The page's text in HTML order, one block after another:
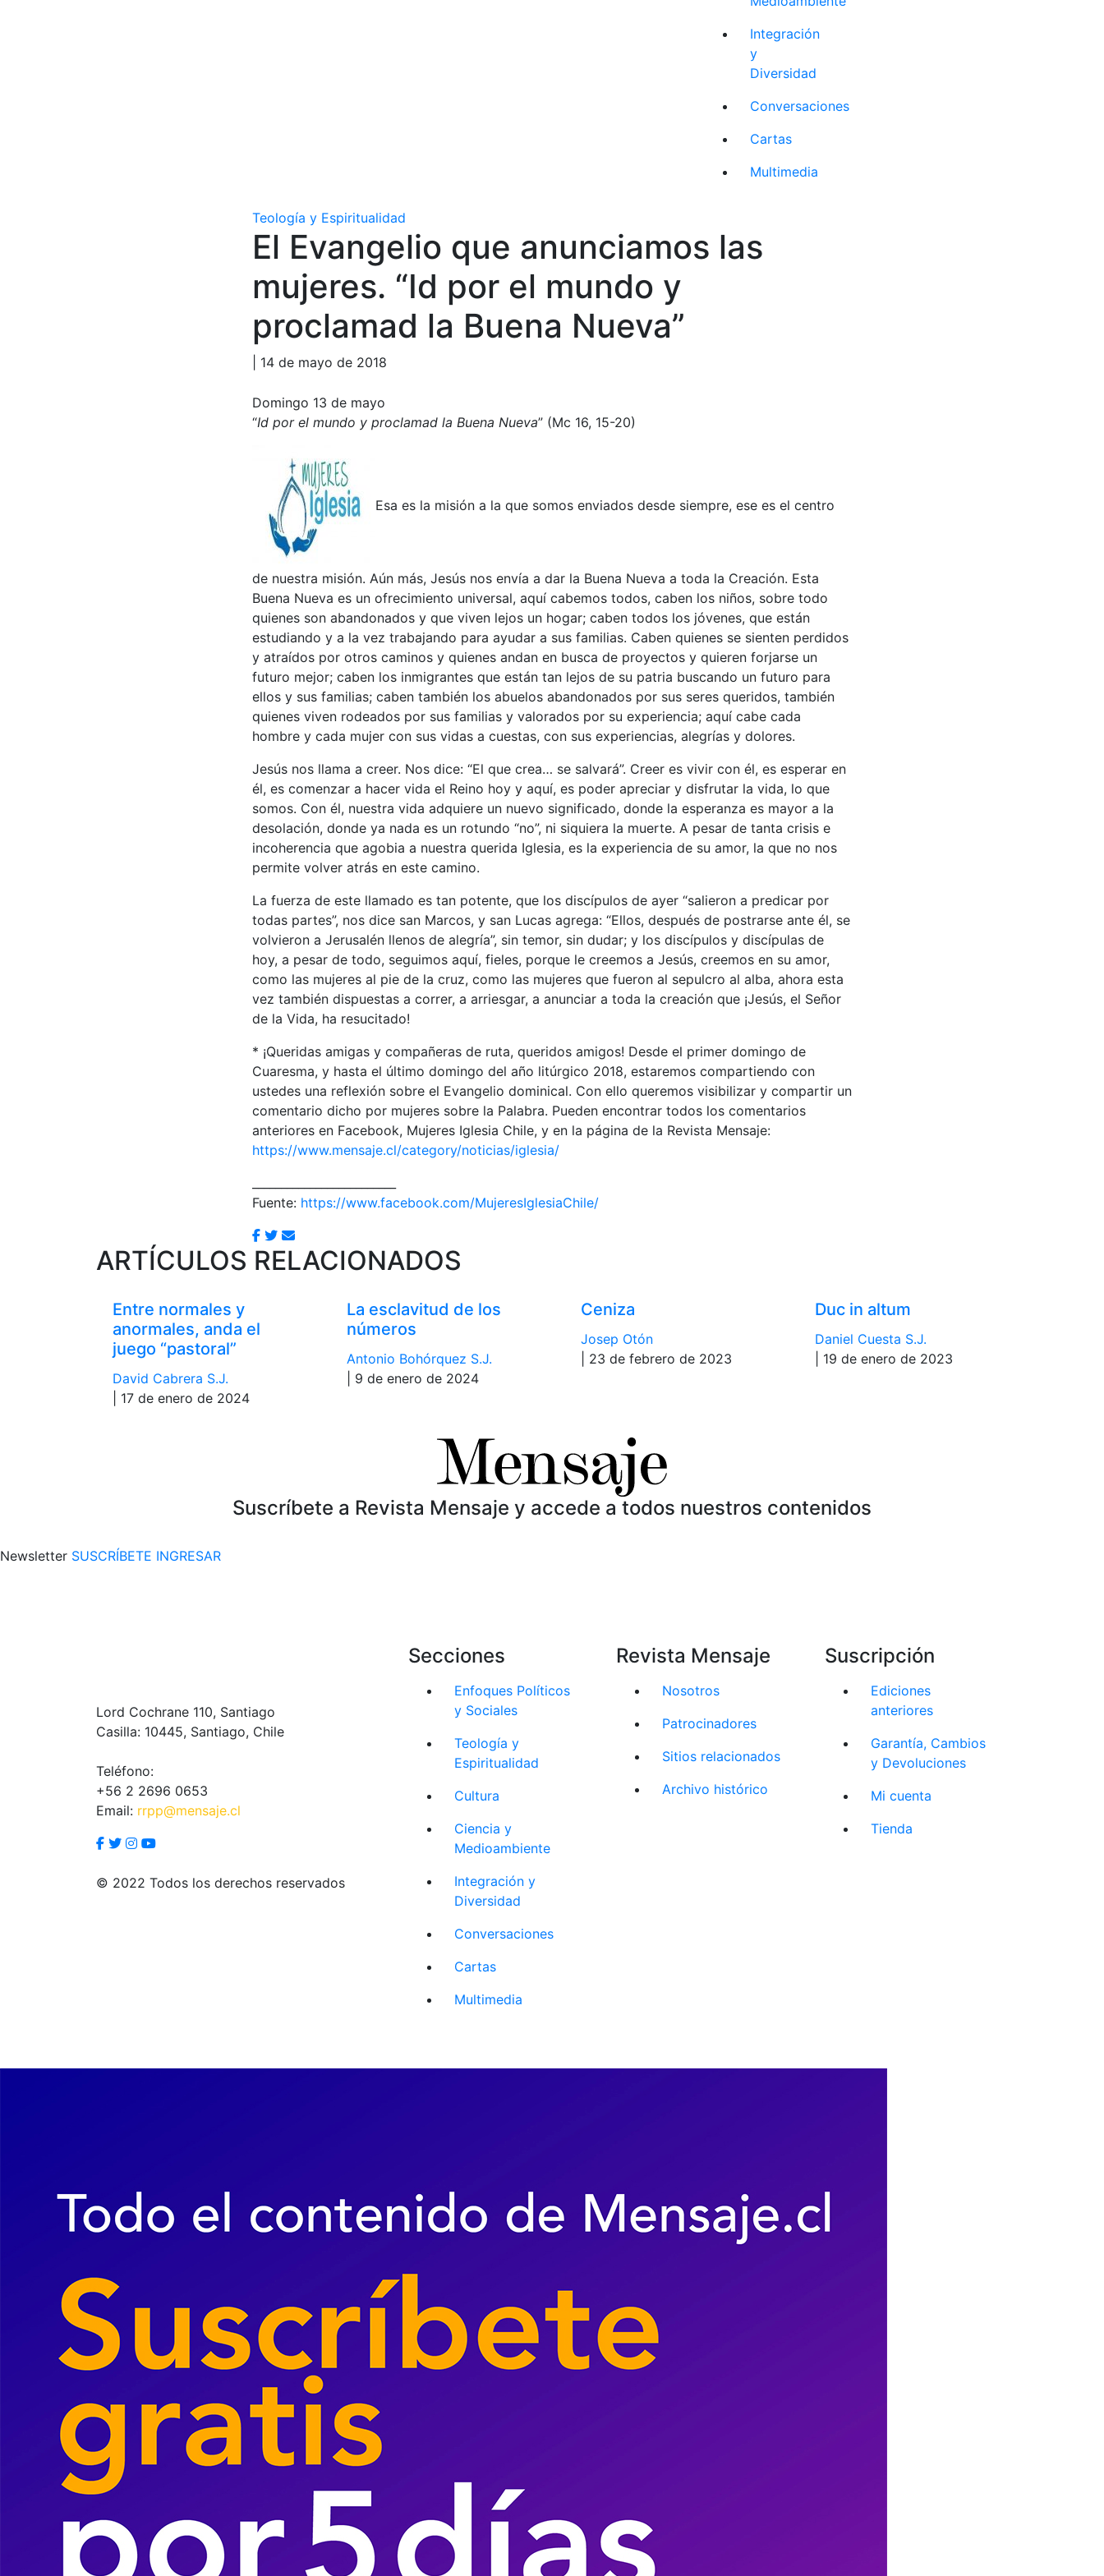
Integración
y
Diversidad
Conversaciones
Cartas
Multimedia
Teología y Espiritualidad
El Evangelio que anunciamos las
mujeres. “Id por el mundo y
proclamad la Buena Nueva”
| 14 de mayo de 2018
Domingo 13 de mayo
“Id por el mundo y proclamad la Buena Nueva” (Mc 16, 15-20)
Esa es la misión a la que somos enviados desde siempre, ese es el centro
de nuestra misión. Aún más, Jesús nos envía a dar la Buena Nueva a toda la Creación. Esta
Buena Nueva es un ofrecimiento universal, aquí cabemos todos, caben los niños, sobre todo
quienes son abandonados y que viven lejos un hogar; caben todos los jóvenes, que están
estudiando y a la vez trabajando para ayudar a sus familias. Caben quienes se sienten perdidos
y atraídos por otros caminos y quienes andan en busca de proyectos y quieren forjarse un
futuro mejor; caben los inmigrantes que están tan lejos de su patria buscando un futuro para
ellos y sus familias; caben también los abuelos abandonados por sus seres queridos, también
quienes viven rodeados por sus familias y valorados por su experiencia; aquí cabe cada
hombre y cada mujer con sus vidas a cuestas, con sus experiencias, alegrías y dolores.
Jesús nos llama a creer. Nos dice: “El que crea… se salvará”. Creer es vivir con él, es esperar en
él, es comenzar a hacer vida el Reino hoy y aquí, es poder apreciar y disfrutar la vida, lo que
somos. Con él, nuestra vida adquiere un nuevo significado, donde la esperanza es mayor a la
desolación, donde ya nada es un rotundo “no”, ni siquiera la muerte. A pesar de tanta crisis e
incoherencia que agobia a nuestra querida Iglesia, es la experiencia de su amor, la que no nos
permite volver atrás en este camino.
La fuerza de este llamado es tan potente, que los discípulos de ayer “salieron a predicar por
todas partes”, nos dice san Marcos, y san Lucas agrega: “Ellos, después de postrarse ante él, se
volvieron a Jerusalén llenos de alegría”, sin temor, sin dudar; y los discípulos y discípulas de
hoy, a pesar de todo, seguimos aquí, fieles, porque le creemos a Jesús, creemos en su amor,
como las mujeres al pie de la cruz, como las mujeres que fueron al sepulcro al alba, ahora esta
vez también dispuestas a correr, a arriesgar, a anunciar a toda la creación que ¡Jesús, el Señor
de la Vida, ha resucitado!
* ¡Queridas amigas y compañeras de ruta, queridos amigos! Desde el primer domingo de
Cuaresma, y hasta el último domingo del año litúrgico 2018, estaremos compartiendo con
ustedes una reflexión sobre el Evangelio dominical. Con ello queremos visibilizar y compartir un
comentario dicho por mujeres sobre la Palabra. Pueden encontrar todos los comentarios
anteriores en Facebook, Mujeres Iglesia Chile, y en la página de la Revista Mensaje:
https://www.mensaje.cl/category/noticias/iglesia/
Fuente: https://www.facebook.com/MujeresIglesiaChile/
ARTÍCULOS RELACIONADOS
Entre normales y
anormales, anda el
juego “pastoral”
David Cabrera S.J.
| 17 de enero de 2024
La esclavitud de los
números
Antonio Bohórquez S.J.
| 9 de enero de 2024
Ceniza
Josep Otón
| 23 de febrero de 2023
Duc in altum
Daniel Cuesta S.J.
| 19 de enero de 2023
Suscríbete a Revista Mensaje y accede a todos nuestros contenidos
Newsletter SUSCRÍBETE INGRESAR
Lord Cochrane 110, Santiago
Casilla: 10445, Santiago, Chile
Teléfono:
+56 2 2696 0653
Email: rrpp@mensaje.cl
© 2022 Todos los derechos reservados
Secciones
Enfoques Políticos
y Sociales
Teología y
Espiritualidad
Cultura
Ciencia y
Medioambiente
Integración y
Diversidad
Conversaciones
Cartas
Multimedia
Revista Mensaje
Nosotros
Patrocinadores
Sitios relacionados
Archivo histórico
Suscripción
Ediciones
anteriores
Garantía, Cambios
y Devoluciones
Mi cuenta
Tienda